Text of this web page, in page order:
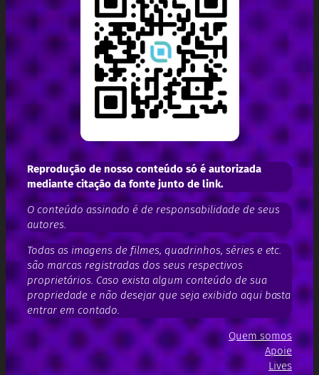
Reprodução de nosso conteúdo só é autorizada
mediante citação da fonte junto de link.
O conteúdo assinado é de responsabilidade de seus
autores.
Todas as imagens de filmes, quadrinhos, séries e etc.
são marcas registradas dos seus respectivos
proprietários. Caso exista algum conteúdo de sua
propriedade e não desejar que seja exibido aqui basta
entrar em contado.
Quem somos
Apoie
Lives